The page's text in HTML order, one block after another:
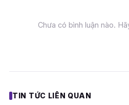
Chưa có bình luận nào.
TIN TỨC LIÊN QUAN